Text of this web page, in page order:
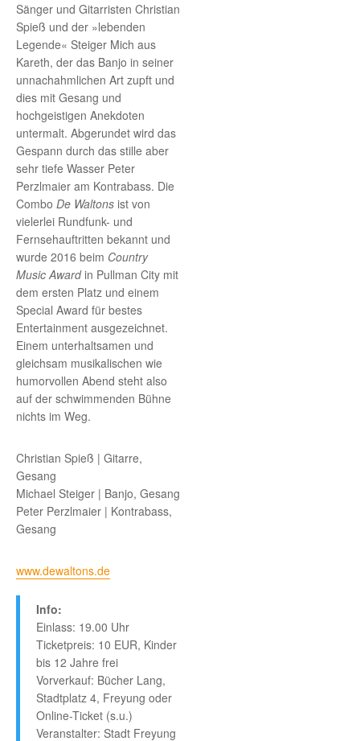
Sänger und Gitarristen Christian
Spieß und der »lebenden
Legende« Steiger Mich aus
Kareth, der das Banjo in seiner
unnachahmlichen Art zupft und
dies mit Gesang und
hochgeistigen Anekdoten
untermalt. Abgerundet wird das
Gespann durch das stille aber
sehr tiefe Wasser Peter
Perzlmaier am Kontrabass. Die
Combo De Waltons ist von
vielerlei Rundfunk- und
Fernsehauftritten bekannt und
wurde 2016 beim Country
Music Awardin Pullman City mit
dem ersten Platz und einem
Special Award für bestes
Entertainment ausgezeichnet.
Einem unterhaltsamen und
gleichsam musikalischen wie
humorvollen Abend steht also
auf der schwimmenden Bühne
nichts im Weg.
Christian Spieß | Gitarre,
Gesang
Michael Steiger | Banjo, Gesang
Peter Perzlmaier | Kontrabass,
Gesang
www.dewaltons.de
Info:
Einlass: 19.00 Uhr
Ticketpreis: 10 EUR, Kinder
bis 12 Jahre frei
Vorverkauf: Bücher Lang,
Stadtplatz 4, Freyung oder
Online-Ticket (s.u.)
Veranstalter: Stadt Freyung